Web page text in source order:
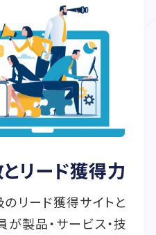
リード獲得力
リード獲得サイトと
製品・サービス・技